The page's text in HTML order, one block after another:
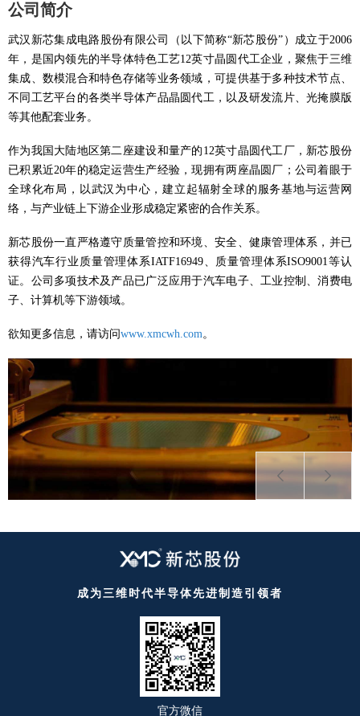
公司简介
武汉新芯集成电路股份有限公司（以下简称“新芯股份”）成立于2006
年，是国内领先的半导体特色工艺12英寸晶圆代工企业，聚焦于三维
集成、数模混合和特色存储等业务领域，可提供基于多种技术节点、
不同工艺平台的各类半导体产品晶圆代工，以及研发流片、光掩膜版
等其他配套业务。
作为我国大陆地区第二座建设和量产的12英寸晶圆代工厂，新芯股份
已积累近20年的稳定运营生产经验，现拥有两座晶圆厂；公司着眼于
全球化布局，以武汉为中心，建立起辐射全球的服务基地与运营网
络，与产业链上下游企业形成稳定紧密的合作关系。
新芯股份一直严格遵守质量管控和环境、安全、健康管理体系，并已
获得汽车行业质量管理体系IATF16949、质量管理体系ISO9001等认
证。公司多项技术及产品已广泛应用于汽车电子、工业控制、消费电
子、计算机等下游领域。
欲知更多信息，请访问www.xmcwh.com。
成为三维时代半导体先进制造引领者
官方微信